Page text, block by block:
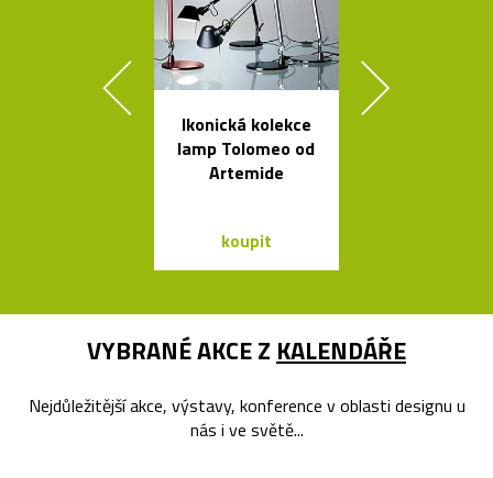
Ikonická kolekce
lamp Tolomeo od
Artemide
koupit
VYBRANÉ AKCE Z KALENDÁŘE
Nejdůležitější akce, výstavy, konference v oblasti designu u
nás i ve světě...